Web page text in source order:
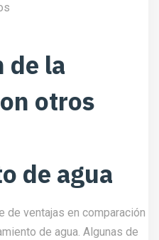
de la
otros
de agua
de ventajas en comparación
de agua. Algunas de